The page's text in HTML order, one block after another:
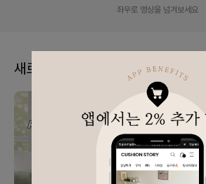
좌우로 영상을 넘겨보세요
새로 나왔어요! 👀